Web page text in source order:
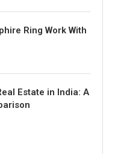
Ring Work With
Estate in India: A